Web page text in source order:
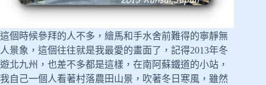
這個時候參拜的人不多，繪馬和手水舍前難得的寧靜無
人景象，這個往往就是我最愛的畫面了，記得2013年冬
遊北九州，也差不多都是這樣，在南阿蘇鐵道的小站，
我自己一個人看著村落農田山景，吹著冬日寒風，雖然